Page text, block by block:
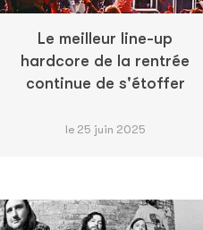
Le meilleur line-up
hardcore de la rentrée
continue de s'étoffer
le 25 juin 2025